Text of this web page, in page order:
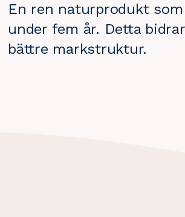
En ren naturprodukt
under fem år. Detta
bättre markstruktur.